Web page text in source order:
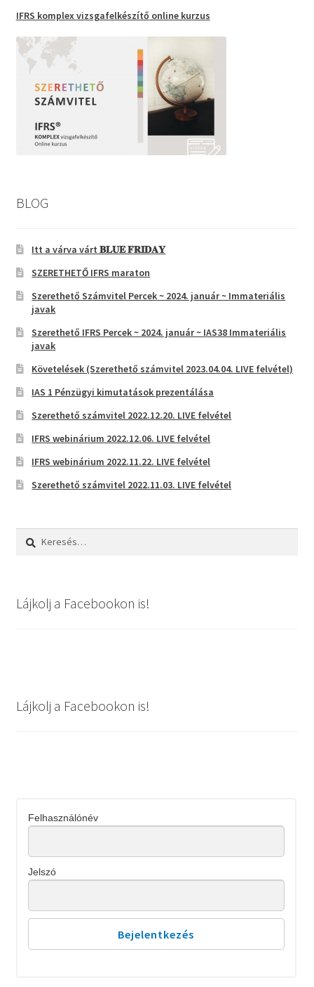
IFRS komplex vizsgafelkészítő online kurzus
BLOG
Itt a várva várt 𝐁𝐋𝐔𝐄 𝐅𝐑𝐈𝐃𝐀𝐘
SZERETHETŐ IFRS maraton
Szerethető Számvitel Percek ~ 2024. január ~ Immateriális
javak
Szerethető IFRS Percek ~ 2024. január ~ IAS38 Immateriális
javak
Követelések (Szerethető számvitel 2023.04.04. LIVE felvétel)
IAS 1 Pénzügyi kimutatások prezentálása
Szerethető számvitel 2022.12.20. LIVE felvétel
IFRS webinárium 2022.12.06. LIVE felvétel
IFRS webinárium 2022.11.22. LIVE felvétel
Szerethető számvitel 2022.11.03. LIVE felvétel
Keresés:
Lájkolj a Facebookon is!
Lájkolj a Facebookon is!
Felhasználónév
Jelszó